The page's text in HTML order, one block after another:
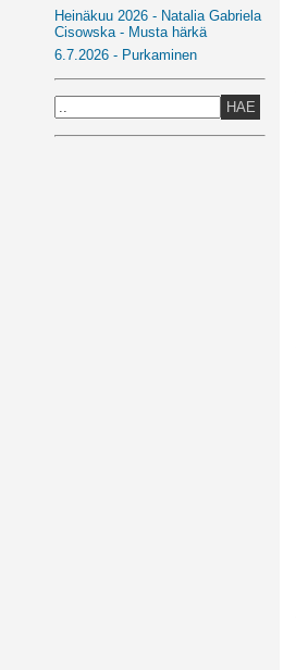
Heinäkuu 2026 - Natalia Gabriela
Cisowska - Musta härkä
6.7.2026 - Purkaminen
HAE